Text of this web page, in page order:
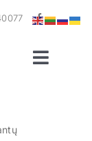
Toggle